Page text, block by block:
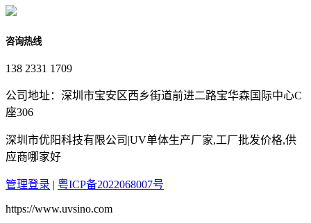
咨询热线
138 2331 1709
公司地址：深圳市宝安区西乡街道前进二路宝华森国际中心C
座306
深圳市优阳科技有限公司|UV单体生产厂家,工厂批发价格,供
应商哪家好
管理登录 | 粤ICP备2022068007号
https://www.uvsino.com